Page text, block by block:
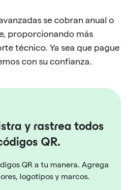
se cobran anual o
proporcionando más
técnico. Ya sea que pague
con su confianza.
y rastrea todos
QR.
QR a tu manera. Agrega
logotipos y marcos.